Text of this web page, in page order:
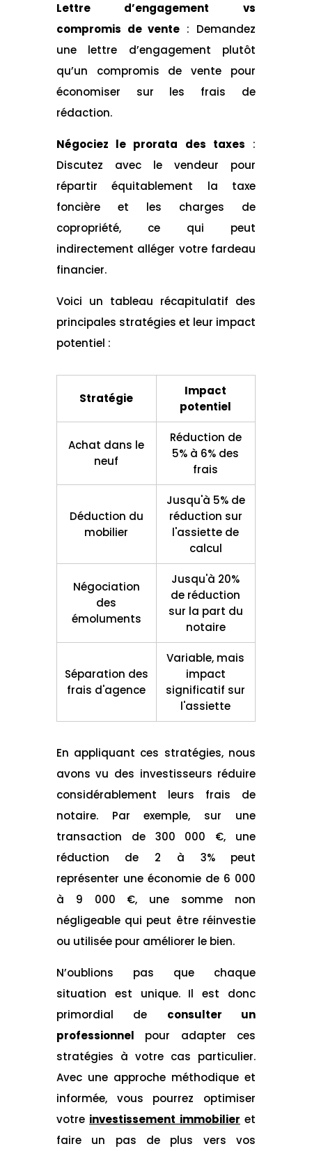
Lettre d’engagement vs
compromis de vente : Demandez
une lettre d’engagement plutôt
qu’un compromis de vente pour
économiser sur les frais de
rédaction.
Négociez le prorata des taxes :
Discutez avec le vendeur pour
répartir équitablement la taxe
foncière et les charges de
copropriété, ce qui peut
indirectement alléger votre fardeau
financier.
Voici un tableau récapitulatif des
principales stratégies et leur impact
potentiel :
Stratégie
Impact
potentiel
Achat dans le
neuf
Réduction de
5% à 6% des
frais
Déduction du
mobilier
Jusqu'à 5% de
réduction sur
l'assiette de
calcul
Négociation
des
émoluments
Jusqu'à 20%
de réduction
sur la part du
notaire
Séparation des
frais d'agence
Variable, mais
impact
significatif sur
l'assiette
En appliquant ces stratégies, nous
avons vu des investisseurs réduire
considérablement leurs frais de
notaire. Par exemple, sur une
transaction de 300 000 €, une
réduction de 2 à 3% peut
représenter une économie de 6 000
à 9 000 €, une somme non
négligeable qui peut être réinvestie
ou utilisée pour améliorer le bien.
N’oublions pas que chaque
situation est unique. Il est donc
primordial de consulter un
professionnel pour adapter ces
stratégies à votre cas particulier.
Avec une approche méthodique et
informée, vous pourrez optimiser
votre investissement immobilier et
faire un pas de plus vers vos